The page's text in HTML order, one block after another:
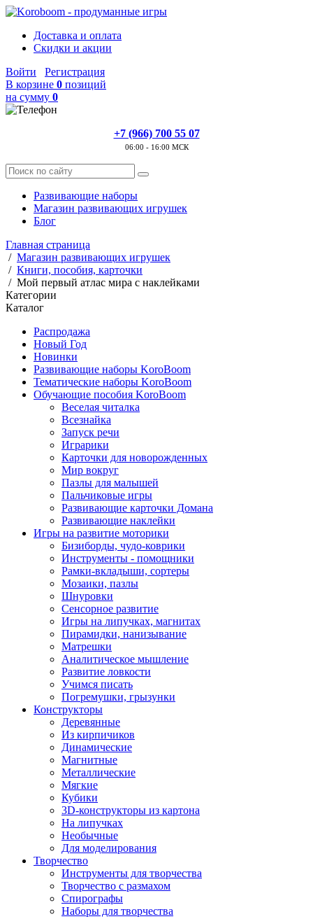
Доставка и оплата
Скидки и акции
Войти
Регистрация
В корзине 0 позиций
на сумму 0
+7 (966) 700 55 07
06:00 - 16:00 МСК
Развивающие наборы
Магазин развивающих игрушек
Блог
Главная страница
/ Магазин развивающих игрушек
/ Книги, пособия, карточки
/ Мой первый атлас мира с наклейками
Категории
Каталог
Распродажа
Новый Год
Новинки
Развивающие наборы KoroBoom
Тематические наборы KoroBoom
Обучающие пособия KoroBoom
Веселая читалка
Всезнайка
Запуск речи
Играрики
Карточки для новорожденных
Мир вокруг
Пазлы для малышей
Пальчиковые игры
Развивающие карточки Домана
Развивающие наклейки
Игры на развитие моторики
Бизиборды, чудо-коврики
Инструменты - помощники
Рамки-вкладыши, сортеры
Мозаики, пазлы
Шнуровки
Сенсорное развитие
Игры на липучках, магнитах
Пирамидки, нанизывание
Матрешки
Аналитическое мышление
Развитие ловкости
Учимся писать
Погремушки, грызунки
Конструкторы
Деревянные
Из кирпичиков
Динамические
Магнитные
Металлические
Мягкие
Кубики
3D-конструкторы из картона
На липучках
Необычные
Для моделирования
Творчество
Инструменты для творчества
Творчество с размахом
Спирографы
Наборы для творчества